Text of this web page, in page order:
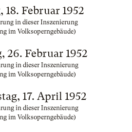
Februar 1952
in dieser Inszenierung
im Volksoperngebäude)
26. Februar 1952
in dieser Inszenierung
im Volksoperngebäude)
17. April 1952
in dieser Inszenierung
im Volksoperngebäude)